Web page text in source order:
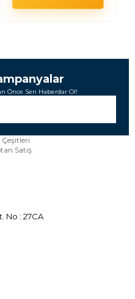
Önce Sen Haberdar Ol!
Satış
No : 27CA